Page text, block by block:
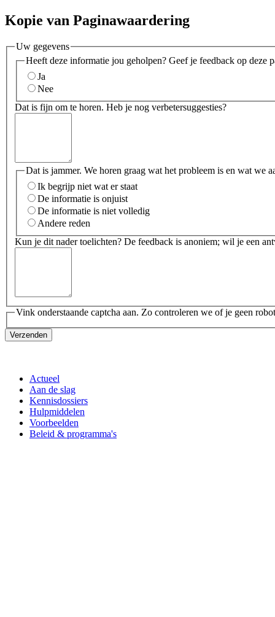
Kopie van Paginawaardering
Uw gegevens
Heeft deze informatie jou geholpen? Geef je feedback op deze
Ja
Nee
Dat is fijn om te horen. Heb je nog verbetersuggesties?
Dat is jammer. We horen graag wat het probleem is en wat we
Ik begrijp niet wat er staat
De informatie is onjuist
De informatie is niet volledig
Andere reden
Kun je dit nader toelichten? De feedback is anoniem; wil je een
Vink onderstaande captcha aan. Zo controleren we of je geen
Verzenden
Actueel
Aan de slag
Kennisdossiers
Hulpmiddelen
Voorbeelden
Beleid & programma's